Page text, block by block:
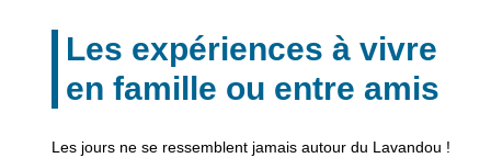
Les expériences à vivre
en famille ou entre amis
Les jours ne se ressemblent jamais autour du Lavandou !